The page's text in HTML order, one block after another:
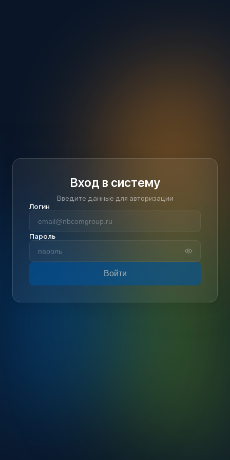
Вход в систему
Введите данные для авторизации
Логин
Пароль
Войти